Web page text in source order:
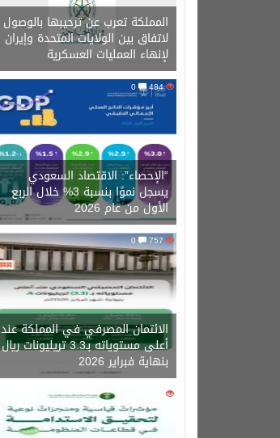
المملكة تعرب عن ترحيبها بالوصول
لاتفاق بين الولايات المتحدة وإيران
لإنهاء العمليات العسكرية
484
“الإحصاء”: الاقتصاد السعودي
يسجل نموًا بنسبة 3% خلال الربع
الأول من عام 2026
757
0
الائتمان المصرفي في المملكة عند
أعلى مستوياته بـ3.3 تريليونات ريال
بنهاية فبراير 2026
1450